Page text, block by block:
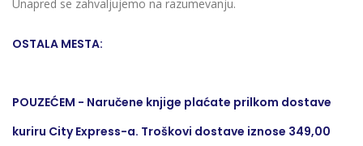
Unapred se zahvaljujemo na razumevanju.
OSTALA MESTA:
POUZEĆEM - Naručene knjige plaćate prilkom dostave
kuriru City Express-a. Troškovi dostave iznose 349,00